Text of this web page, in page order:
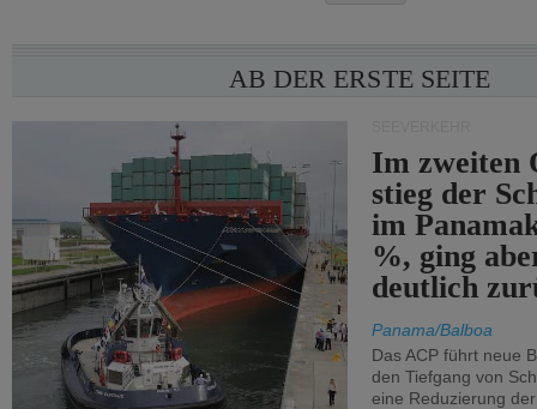
AB DER ERSTE SEITE
Im zweiten
stieg der
im
%, ging
deutlich
Panama/Balboa
Das ACP führt neue
den Tiefgang von
eine Reduzierung